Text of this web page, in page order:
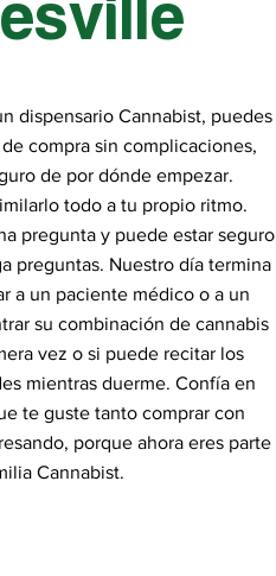
dispensario Cannabist, puedes
compra sin complicaciones,
de por dónde empezar.
todo a tu propio ritmo.
pregunta y puede estar seguro
preguntas. Nuestro día termina
a un paciente médico o a un
su combinación de cannabis
vez o si puede recitar los
mientras duerme. Confía en
te guste tanto comprar con
porque ahora eres parte
Cannabist.